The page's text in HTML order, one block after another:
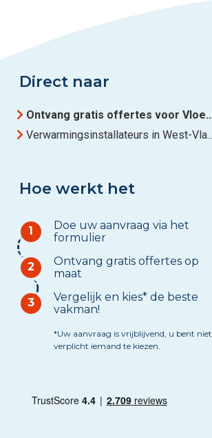
Direct naar
Ontvang gratis offertes voor Vloerverwarming uit West-Vlaanderen
Verwarmingsinstallateurs in West-Vlaanderen
Hoe werkt het
1
Doe uw aanvraag via het
formulier
2
Ontvang gratis offertes op
maat
3
Vergelijk en kies* de beste
vakman!
*Uw aanvraag is vrijblijvend, u bent niet
verplicht iemand te kiezen.